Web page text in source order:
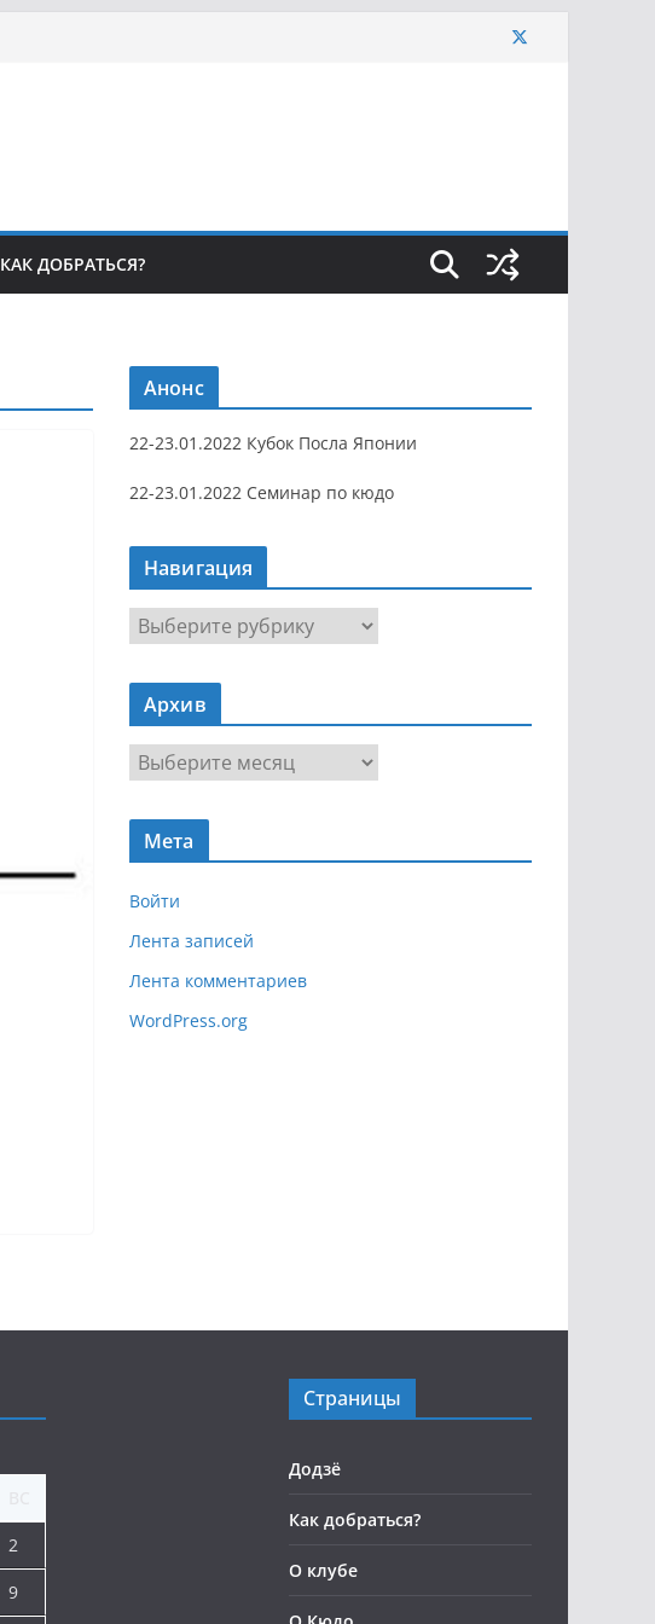
КАК ДОБРАТЬСЯ?
Анонс
22-23.01.2022 Кубок Посла Японии
22-23.01.2022 Семинар по кюдо
Навигация
Н
а
в
г
я
Архив
р
х
Мета
Войти
Лента записей
Лента комментариев
WordPress.org
2
9
Страницы
Додзё
Как добраться?
О клубе